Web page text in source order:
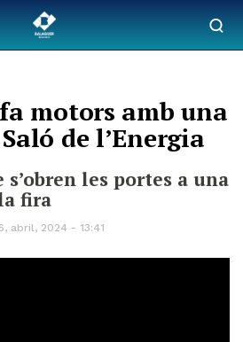
motors amb una
de l’Energia
les portes a una
fira
abril, 2024 - 13:41